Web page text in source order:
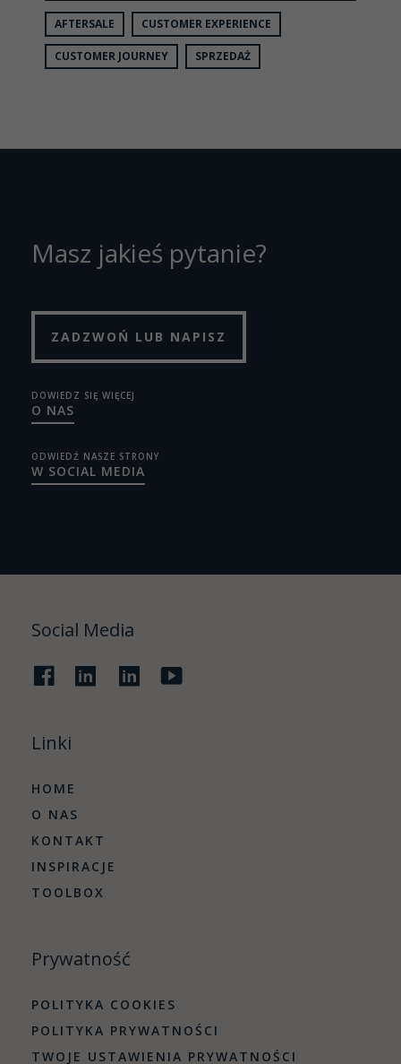
AFTERSALE CUSTOMER EXPERIENCE
CUSTOMER JOURNEY SPRZEDAŻ
Masz jakieś pytanie?
ZADZWOŃ LUB NAPISZ
DOWIEDZ SIĘ WIĘCEJ
O NAS
ODWIEDŹ NASZE STRONY
W SOCIAL MEDIA
Social Media
facebooklinkedinlinkedin
Linki
HOME
O NAS
KONTAKT
INSPIRACJE
TOOLBOX
Prywatność
POLITYKA COOKIES
POLITYKA PRYWATNOŚCI
TWOJE USTAWIENIA PRYWATNOŚCI